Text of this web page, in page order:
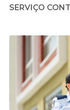
SERVIÇO